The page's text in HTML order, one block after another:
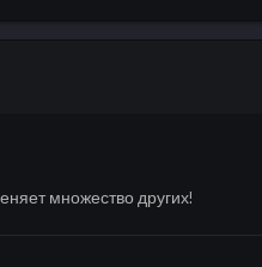
множество других!